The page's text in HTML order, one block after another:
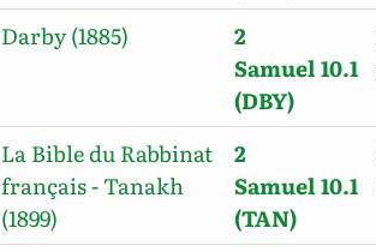
Darby (1885)
2
Samuel 10.1
(DBY)
La Bible du Rabbinat
français - Tanakh
(1899)
2
Samuel 10.1
(TAN)